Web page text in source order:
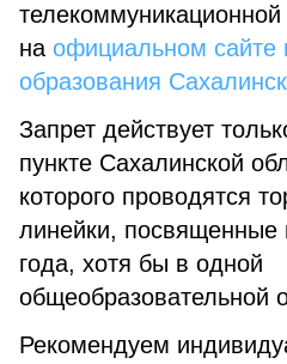
на официальном сайте
образования
Запрет действует
пункте Сахалинской
которого проводятся
линейки, посвященные
года, хотя бы в одной
общеобразовательной
Рекомендуем